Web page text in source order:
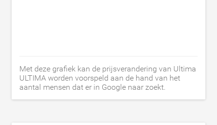
Met deze grafiek kan de prijsverandering van Ultima
ULTIMA worden voorspeld aan de hand van het
aantal mensen dat er in Google naar zoekt.